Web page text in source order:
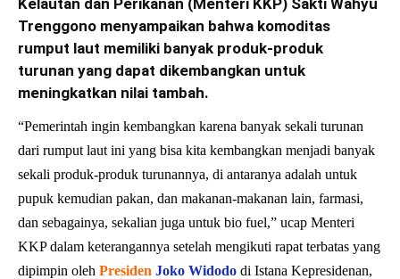
Kelautan dan Perikanan (Menteri KKP) Sakti Wahyu
Trenggono menyampaikan bahwa komoditas
rumput laut memiliki banyak produk-produk
turunan yang dapat dikembangkan untuk
meningkatkan nilai tambah.
“Pemerintah ingin kembangkan karena banyak sekali turunan
dari rumput laut ini yang bisa kita kembangkan menjadi banyak
sekali produk-produk turunannya, di antaranya adalah untuk
pupuk kemudian pakan, dan makanan-makanan lain, farmasi,
dan sebagainya, sekalian juga untuk bio fuel,” ucap Menteri
KKP dalam keterangannya setelah mengikuti rapat terbatas yang
dipimpin oleh Presiden Joko Widodo di Istana Kepresidenan,